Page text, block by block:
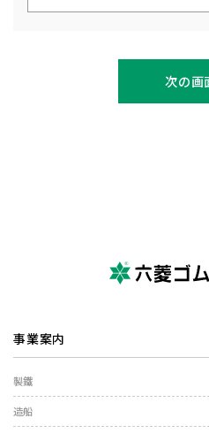
事業案内
製鐵
造船